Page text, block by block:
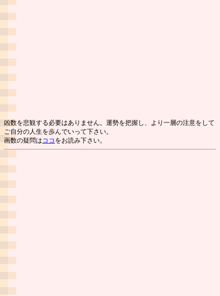
凶数を悲観する必要はありません。運勢を把握し、より一層の注意をして
ご自分の人生を歩んでいって下さい。
画数の疑問は ココ をお読み下さい。